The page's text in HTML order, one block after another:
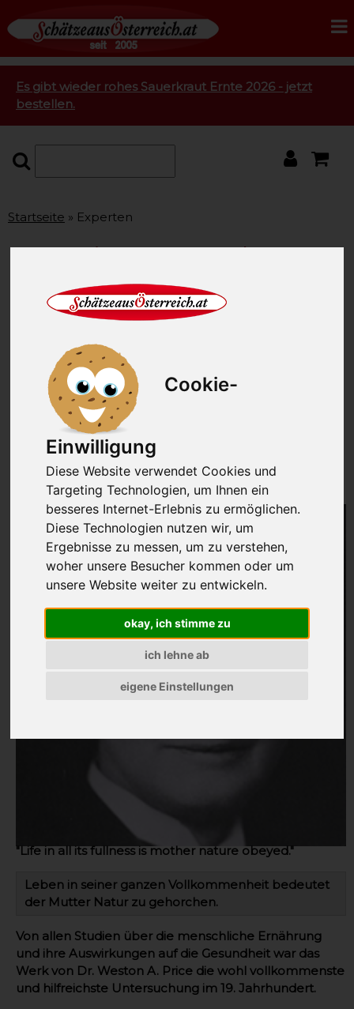
Cookie-
Einwilligung
Diese Website verwendet Cookies und
Targeting Technologien, um Ihnen ein
besseres Internet-Erlebnis zu ermöglichen.
Diese Technologien nutzen wir, um
Ergebnisse zu messen, um zu verstehen,
woher unsere Besucher kommen oder um
unsere Website weiter zu entwickeln.
okay, ich stimme zu
ich lehne ab
eigene Einstellungen
Es gibt wieder rohes Sauerkraut Ernte 2026 - jetzt
bestellen.
Startseite Experten
Expertinnen zum Thema
Ernährung Gesundheit
Wissenschaft, Autoren und interessante Berichte.
Durch mehr Informationen kann sich jeder
Verbraucher über die Qualität und Gesundheit unserer
Produkte informieren und seine eigene Entscheidung
treffen.
Dr. Weston A. Price - einer der ersten
Forscher für eine gesunde Ernährung
"Life in all its fullness is mother nature obeyed."
Leben in seiner ganzen Vollkommenheit bedeutet
der Mutter Natur zu gehorchen.
Von allen Studien über die menschliche Ernährung
und ihre Auswirkungen auf die Gesundheit war das
Werk von Dr. Weston A. Price die wohl vollkommenste
und hilfreichste Untersuchung im 19. Jahrhundert.